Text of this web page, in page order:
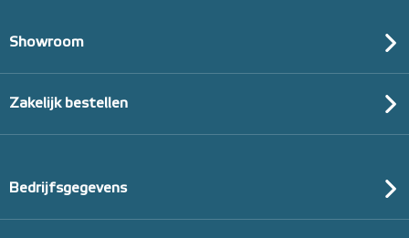
Showroom
Zakelijk bestellen
Bedrijfsgegevens